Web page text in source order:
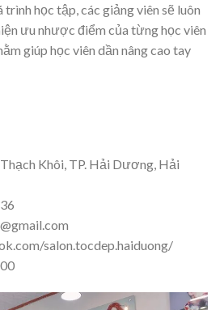
học tập, các giảng viên sẽ luôn
ưu nhược điểm của từng học viên
giúp học viên dần nâng cao tay
Khôi, TP. Hải Dương, Hải
salon.tocdep.haiduong/